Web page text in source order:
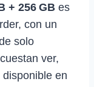
+ 256 GB es
con un
solo
ver,
en